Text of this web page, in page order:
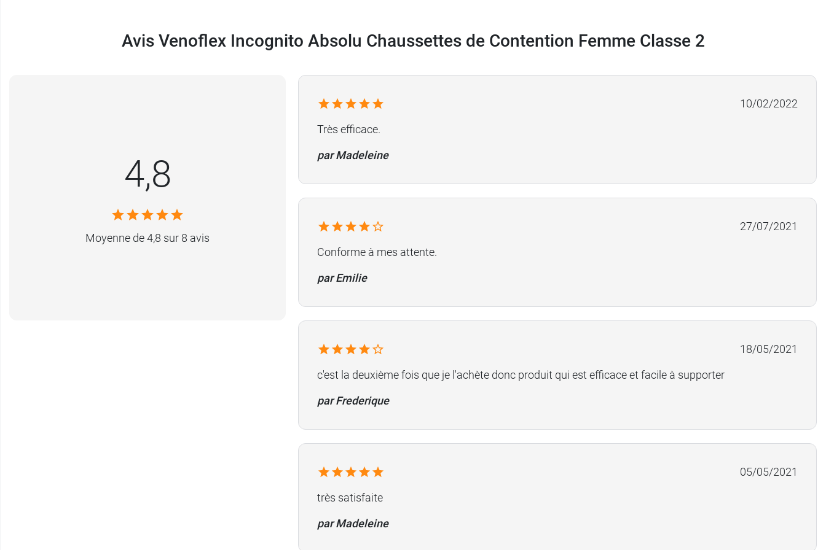
Avis Venoflex Incognito Absolu Chaussettes de Contention Femme Classe 2
4,8
Moyenne de 4,8 sur 8 avis
10/02/2022
Très efficace.
par Madeleine
27/07/2021
Conforme à mes attente.
par Emilie
18/05/2021
c'est la deuxième fois que je l'achète donc produit qui est efficace et facile à supporter
par Frederique
05/05/2021
très satisfaite
par Madeleine